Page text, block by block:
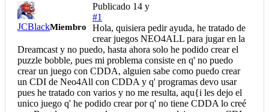
JCBlackMiembro
Publicado 14 y
#1
Hola, quisiera pedir ayuda, he tratado de
crear juegos NEO4ALL para jugar en la
Dreamcast y no puedo, hasta ahora solo he podido crear el
puzzle bobble, pues mi problema consiste en q' no puedo
crear un juego con CDDA, alguien sabe como puedo crear
un CDI de Neo4All con CDDA y q' programas devo usar
pues he tratado con varios y no me resulta, aqu{i les dejo el
unico juego q' he podido crear por q' no tiene CDDA lo creé